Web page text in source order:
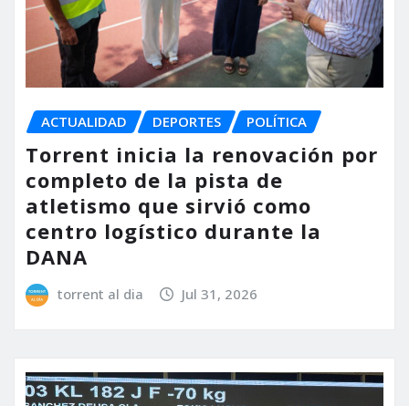
ACTUALIDAD DEPORTES POLÍTICA
Torrent inicia la renovación por
completo de la pista de
atletismo que sirvió como
centro logístico durante la
DANA
torrent al dia Jul 31, 2026